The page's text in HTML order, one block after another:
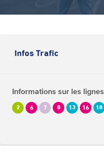
Infos Trafic
Informations sur les lignes
2 6 7 8 13 16 18